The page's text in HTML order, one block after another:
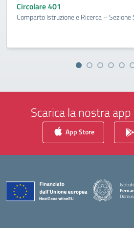
Circolare 401
Comparto Istruzione e Ricerca – Sezione
Scarica la nostra
App Store